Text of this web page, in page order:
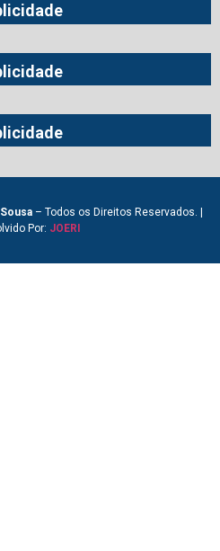
– Todos os Direitos Reservados. |
Por: JOERI